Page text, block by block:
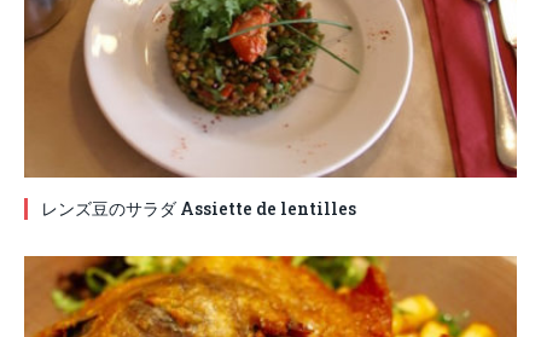
レンズ豆のサラダ Assiette de lentilles